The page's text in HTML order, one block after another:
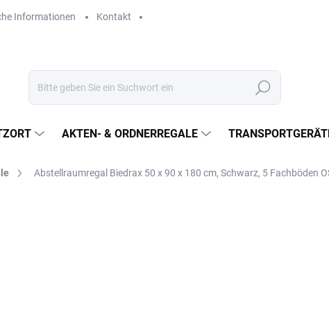
Informationen Kontakt
Suchen
AKTEN- & ORDNERREGALE
Abstellraumregal Biedrax 50 x 90 x 180 cm, Schwarz, 5 Fachböden